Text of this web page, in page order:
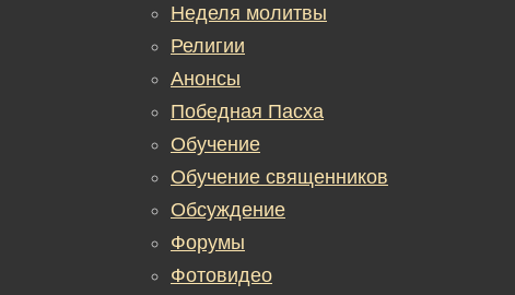
Неделя молитвы
Религии
Анонсы
Победная Пасха
Обучение
Обучение священников
Обсуждение
Форумы
Фотовидео